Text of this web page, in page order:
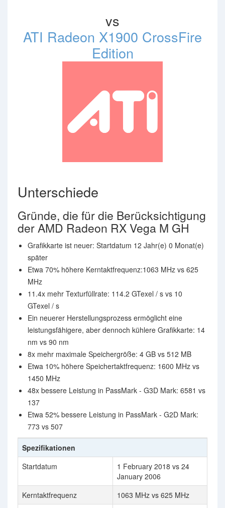
vs
ATI Radeon X1900 CrossFire
Edition
Unterschiede
Gründe, die für die Berücksichtigung
der AMD Radeon RX Vega M GH
Grafikkarte ist neuer: Startdatum 12 Jahr(e) 0 Monat(e)
später
Etwa 70% höhere Kerntaktfrequenz:1063 MHz vs 625
MHz
11.4x mehr Texturfüllrate: 114.2 GTexel / s vs 10
GTexel / s
Ein neuerer Herstellungsprozess ermöglicht eine
leistungsfähigere, aber dennoch kühlere Grafikkarte: 14
nm vs 90 nm
8x mehr maximale Speichergröße: 4 GB vs 512 MB
Etwa 10% höhere Speichertaktfrequenz: 1600 MHz vs
1450 MHz
48x bessere Leistung in PassMark - G3D Mark: 6581 vs
137
Etwa 52% bessere Leistung in PassMark - G2D Mark:
773 vs 507
Spezifikationen
Startdatum
1 February 2018 vs 24
January 2006
Kerntaktfrequenz
1063 MHz vs 625 MHz